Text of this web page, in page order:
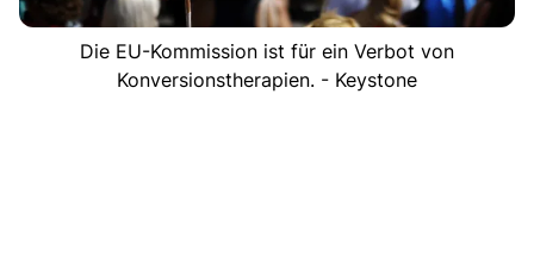
Die EU-Kommission ist für ein Verbot von
Konversionstherapien. - Keystone